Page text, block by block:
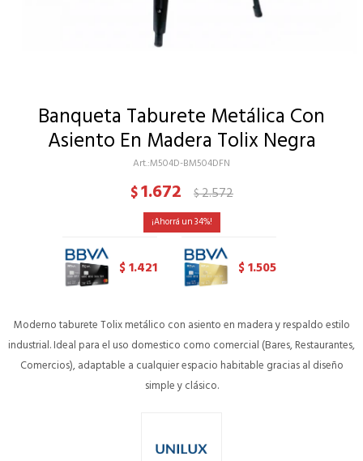
Banqueta Taburete Metálica Con
Asiento En Madera Tolix Negra
M504D-BM504DFN
$1.672 $2.572
34
$1.421 $1.505
Moderno taburete Tolix metálico con asiento en madera y respaldo estilo
industrial. Ideal para el uso domestico como comercial (Bares, Restaurantes,
Comercios), adaptable a cualquier espacio habitable gracias al diseño
simple y clásico.